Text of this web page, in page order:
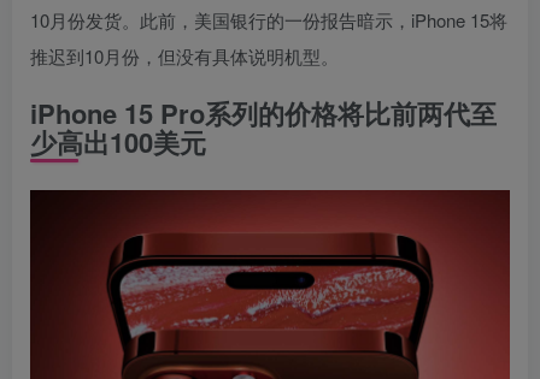
10月份发货。此前，美国银行的一份报告暗示，iPhone 15将
推迟到10月份，但没有具体说明机型。
iPhone 15 Pro系列的价格将比前两代至
少高出100美元